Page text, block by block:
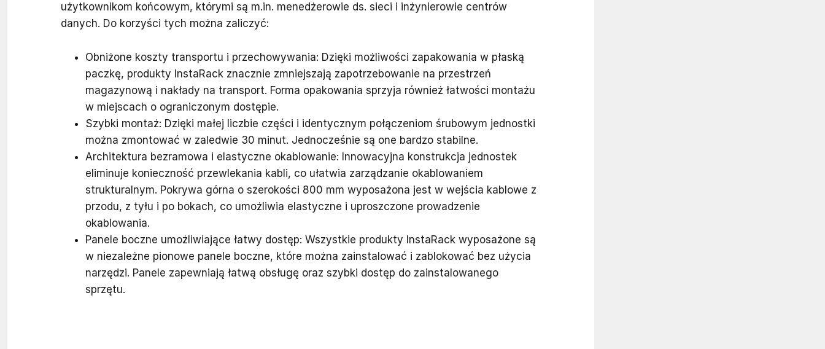
użytkownikom końcowym, którymi są m.in. menedżerowie ds. sieci i inżynierowie centrów
danych. Do korzyści tych można zaliczyć:
Obniżone koszty transportu i przechowywania: Dzięki możliwości zapakowania w płaską
paczkę, produkty InstaRack znacznie zmniejszają zapotrzebowanie na przestrzeń
magazynową i nakłady na transport. Forma opakowania sprzyja również łatwości montażu
w miejscach o ograniczonym dostępie.
Szybki montaż: Dzięki małej liczbie części i identycznym połączeniom śrubowym jednostki
można zmontować w zaledwie 30 minut. Jednocześnie są one bardzo stabilne.
Architektura bezramowa i elastyczne okablowanie: Innowacyjna konstrukcja jednostek
eliminuje konieczność przewlekania kabli, co ułatwia zarządzanie okablowaniem
strukturalnym. Pokrywa górna o szerokości 800 mm wyposażona jest w wejścia kablowe z
przodu, z tyłu i po bokach, co umożliwia elastyczne i uproszczone prowadzenie
okablowania.
Panele boczne umożliwiające łatwy dostęp: Wszystkie produkty InstaRack wyposażone są
w niezależne pionowe panele boczne, które można zainstalować i zablokować bez użycia
narzędzi. Panele zapewniają łatwą obsługę oraz szybki dostęp do zainstalowanego
sprzętu.